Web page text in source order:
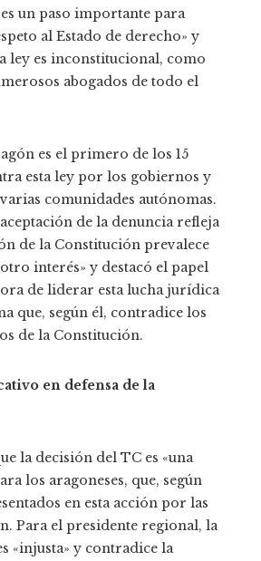
un paso importante para
al Estado de derecho» y
ley es inconstitucional, como
abogados de todo el
es el primero de los 15
esta ley por los gobiernos y
comunidades autónomas.
de la denuncia refleja
de la Constitución prevalece
interés» y destacó el papel
de liderar esta lucha jurídica
que, según él, contradice los
de la Constitución.
en defensa de la
la decisión del TC es «una
los aragoneses, que, según
en esta acción por las
Para el presidente regional, la
«injusta» y contradice la